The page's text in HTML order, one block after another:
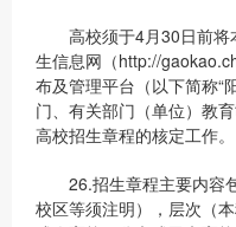
高校须于4月30日前将
生信息网（http://
布及管理平台（以下简称“
门、有关部门（单位）教
高校招生章程的核定工作。
26.招生章程主要内容包
校区等须注明），层次（